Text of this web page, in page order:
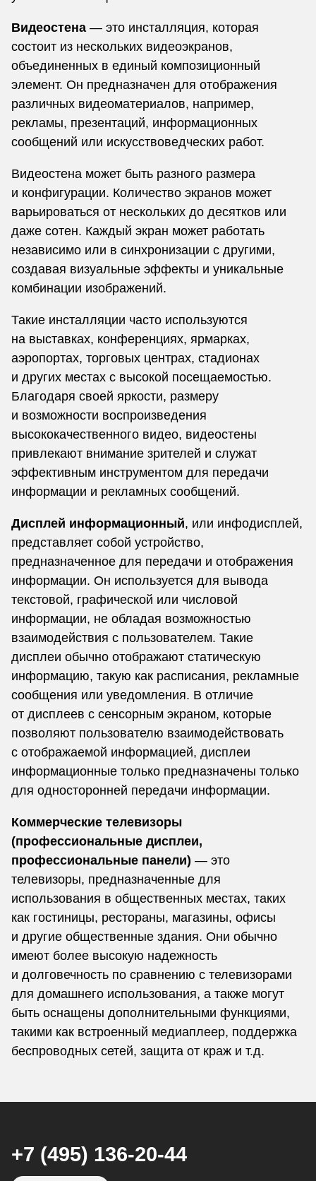
Видеостена — это инсталляция, которая
состоит из нескольких видеоэкранов,
объединенных в единый композиционный
элемент. Он предназначен для отображения
различных видеоматериалов, например,
рекламы, презентаций, информационных
сообщений или искусствоведческих работ.
Видеостена может быть разного размера
и конфигурации. Количество экранов может
варьироваться от нескольких до десятков или
даже сотен. Каждый экран может работать
независимо или в синхронизации с другими,
создавая визуальные эффекты и уникальные
комбинации изображений.
Такие инсталляции часто используются
на выставках, конференциях, ярмарках,
аэропортах, торговых центрах, стадионах
и других местах с высокой посещаемостью.
Благодаря своей яркости, размеру
и возможности воспроизведения
высококачественного видео, видеостены
привлекают внимание зрителей и служат
эффективным инструментом для передачи
информации и рекламных сообщений.
Дисплей информационный, или инфодисплей,
представляет собой устройство,
предназначенное для передачи и отображения
информации. Он используется для вывода
текстовой, графической или числовой
информации, не обладая возможностью
взаимодействия с пользователем. Такие
дисплеи обычно отображают статическую
информацию, такую как расписания, рекламные
сообщения или уведомления. В отличие
от дисплеев с сенсорным экраном, которые
позволяют пользователю взаимодействовать
с отображаемой информацией, дисплеи
информационные только предназначены только
для односторонней передачи информации.
Коммерческие телевизоры
(профессиональные дисплеи,
профессиональные панели) — это
телевизоры, предназначенные для
использования в общественных местах, таких
как гостиницы, рестораны, магазины, офисы
и другие общественные здания. Они обычно
имеют более высокую надежность
и долговечность по сравнению с телевизорами
для домашнего использования, а также могут
быть оснащены дополнительными функциями,
такими как встроенный медиаплеер, поддержка
беспроводных сетей, защита от краж и т.д.
+7 (495) 136-20-44